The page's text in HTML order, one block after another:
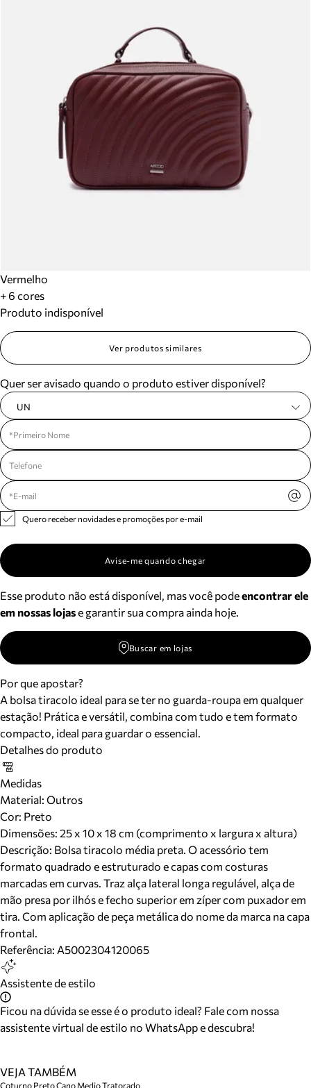
Vermelho
+ 6 cores
Produto indisponível
Ver produtos similares
Quer ser avisado quando o produto estiver disponível?
UN
Quero receber novidades e promoções por e-mail
Avise-me quando chegar
Esse produto não está disponível, mas você podeencontrar ele
em nossas lojase garantir sua compra ainda hoje.
Buscar em lojas
Por que apostar?
A bolsa tiracolo ideal para se ter no guarda-roupa em qualquer
estação! Prática e versátil, combina com tudo e tem formato
compacto, ideal para guardar o essencial.
Detalhes do produto
Medidas
Material: Outros
Cor: Preto
Dimensões: 25 x 10 x 18 cm (comprimento x largura x altura)
Descrição: Bolsa tiracolo média preta. O acessório tem
formato quadrado e estruturado e capas com costuras
marcadas em curvas. Traz alça lateral longa regulável, alça de
mão presa por ilhós e fecho superior em zíper com puxador em
tira. Com aplicação de peça metálica do nome da marca na capa
frontal.
Referência: A5002304120065
Assistente de estilo
Ficou na dúvida se esse é o produto ideal? Fale com nossa
assistente virtual de estilo no WhatsApp e descubra!
VEJA TAMBÉM
Coturno Preto Cano Medio Tratorado